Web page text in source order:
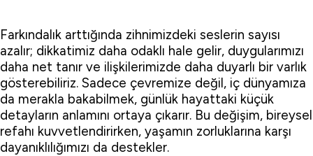
Farkındalık arttığında zihnimizdeki seslerin sayısı
azalır; dikkatimiz daha odaklı hale gelir, duygularımızı
daha net tanır ve ilişkilerimizde daha duyarlı bir varlık
gösterebiliriz. Sadece çevremize değil, iç dünyamıza
da merakla bakabilmek, günlük hayattaki küçük
detayların anlamını ortaya çıkarır. Bu değişim, bireysel
refahı kuvvetlendirirken, yaşamın zorluklarına karşı
dayanıklılığımızı da destekler.